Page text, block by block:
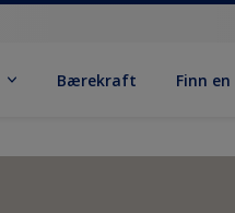
Bærekraft Finn